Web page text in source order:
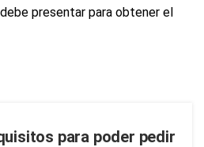
para poder pedir